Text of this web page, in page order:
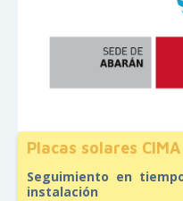
Placas solares CIMA
Seguimiento en
instalación